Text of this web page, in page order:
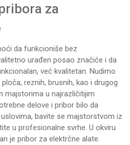
za
da funkcioniše bez
urađen posao značiće i da
već kvalitetan. Nudimo
reznih, brusnih, kao i drugog
majstorima u najrazličitijim
delove i pribor bilo da
bavite se majstorstvom iz
u profesionalne svrhe. U okviru
je pribor za elektrčne alate.